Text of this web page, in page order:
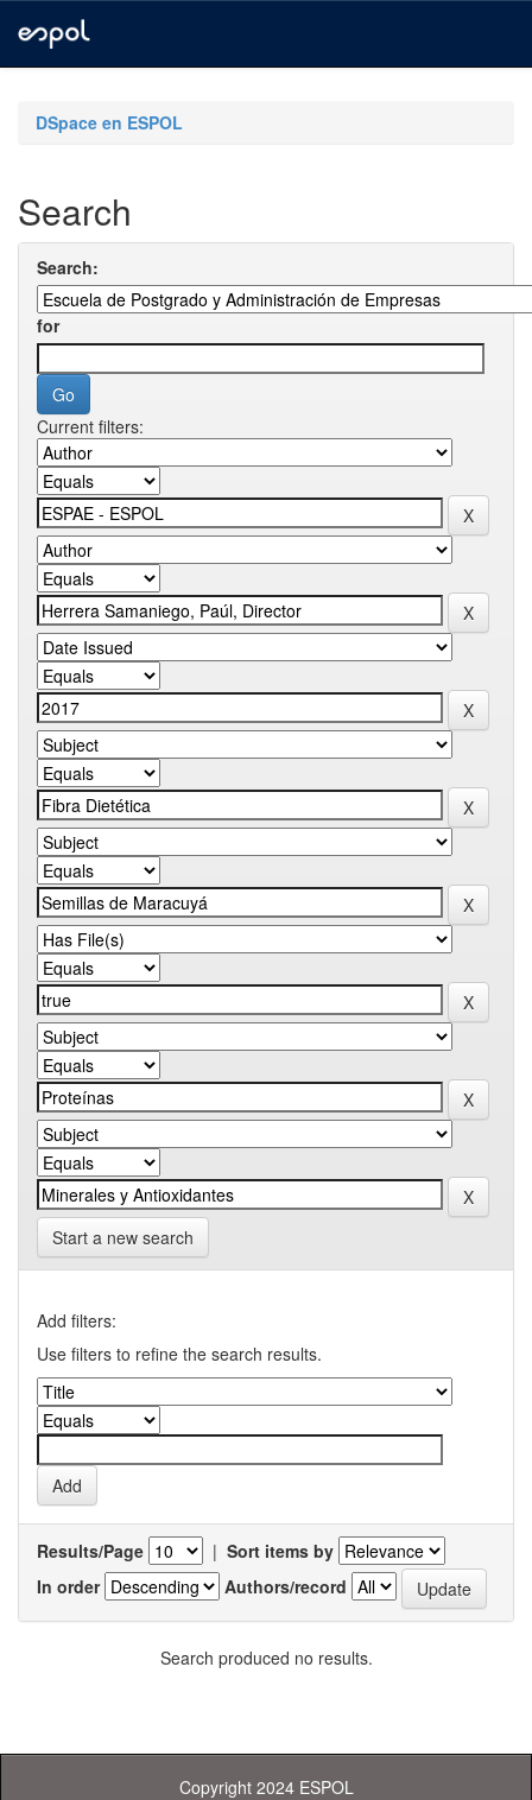
navigationDSpace en ESPOL
Search
Search:
for
Current filters:
Start a new search
Add filters:
Use filters to refine the search results.
Results/Page | Sort items by
In order
Authors/record
Search produced no results.
Copyright 2024 ESPOL